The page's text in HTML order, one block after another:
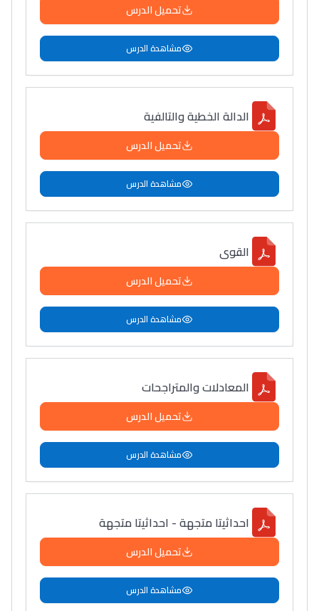
تحميل الدرس
مشاهدة الدرس
الدالة الخطية والتالفية
تحميل الدرس
مشاهدة الدرس
القوى
تحميل الدرس
مشاهدة الدرس
المعادلات والمتراجحات
تحميل الدرس
مشاهدة الدرس
احداثيتا متجهة - احداثيتا متجهة
تحميل الدرس
مشاهدة الدرس